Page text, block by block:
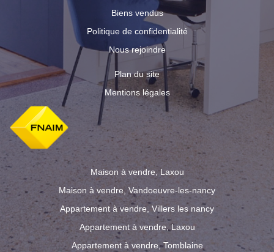
Biens vendus
Politique de confidentialité
Nous rejoindre
Plan du site
Mentions légales
Maison à vendre, Laxou
Maison à vendre, Vandoeuvre-les-nancy
Appartement à vendre, Villers les nancy
Appartement à vendre, Laxou
Appartement à vendre, Tomblaine